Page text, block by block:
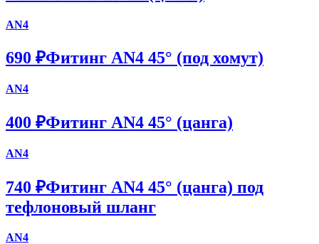
AN4
690 ₽Фитинг AN4 45° (под хомут)
AN4
400 ₽Фитинг AN4 45° (цанга)
AN4
740 ₽Фитинг AN4 45° (цанга) под
тефлоновый шланг
AN4